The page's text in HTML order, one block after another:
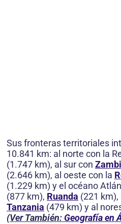
Sus fronteras territoriales
10.841 km: al norte con la
(1.747 km), al sur con
(2.646 km), al oeste con la
(1.229 km) y el océano
(877 km), Ruanda (221
Tanzania (479 km) y al
(Ver También: Geografía en